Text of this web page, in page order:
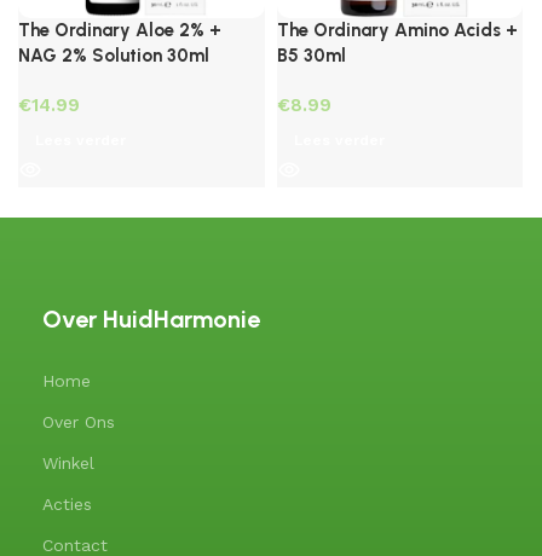
The Ordinary Aloe 2% +
NAG 2% Solution 30ml
€
The Ordinary Amino Acids +
B5 30ml
€
Over HuidHarmonie
Home
Over Ons
Winkel
Acties
Contact